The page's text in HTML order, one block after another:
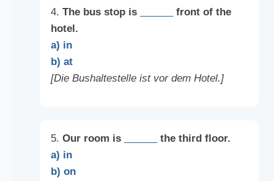
4. The bus stop is
front of the
hotel.
a) in
b) at
[Die Bushaltestelle ist vor dem Hotel.]
5. Our room is
the third floor.
a) in
b) on